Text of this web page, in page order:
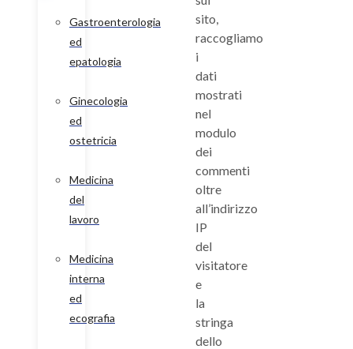
Gastroenterologia
ed
epatologia
Ginecologia
ed
ostetricia
Medicina
del
lavoro
Medicina
interna
ed
ecografia
sito,
raccogliamo
i
dati
mostrati
nel
modulo
dei
commenti
oltre
all’indirizzo
IP
del
visitatore
e
la
stringa
dello